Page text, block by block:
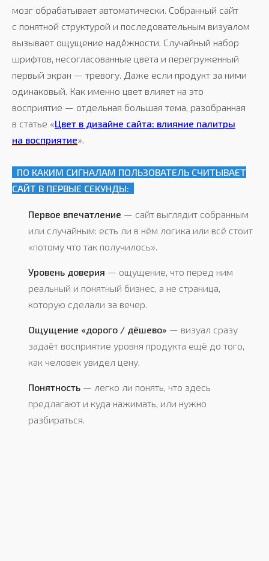
мозг обрабатывает автоматически. Собранный сайт
с понятной структурой и последовательным визуалом
вызывает ощущение надёжности. Случайный набор
шрифтов, несогласованные цвета и перегруженный
первый экран — тревогу. Даже если продукт за ними
одинаковый. Как именно цвет влияет на это
восприятие — отдельная большая тема, разобранная
в статье «Цвет в дизайне сайта: влияние палитры
на восприятие».
ПО КАКИМ СИГНАЛАМ ПОЛЬЗОВАТЕЛЬ СЧИТЫВАЕТ
САЙТ В ПЕРВЫЕ СЕКУНДЫ:
Первое впечатление — сайт выглядит собранным
или случайным: есть ли в нём логика или всё стоит
«потому что так получилось».
Уровень доверия — ощущение, что перед ним
реальный и понятный бизнес, а не страница,
которую сделали за вечер.
Ощущение «дорого / дёшево» — визуал сразу
задаёт восприятие уровня продукта ещё до того,
как человек увидел цену.
Понятность — легко ли понять, что здесь
предлагают и куда нажимать, или нужно
разбираться.